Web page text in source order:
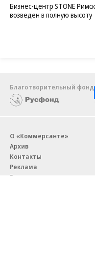
Бизнес-центр STONE
возведен в полную высоту
Благотворительный фонд
О «Коммерсанте»
Архив
Контакты
Реклама
Вакансии